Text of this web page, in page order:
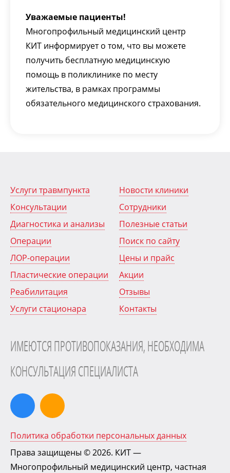
Уважаемые пациенты!
Многопрофильный медицинский центр
КИТ информирует о том, что вы можете
получить бесплатную медицинскую
помощь в поликлинике по месту
жительства, в рамках программы
обязательного медицинского страхования.
Услуги травмпункта
Консультации
Диагностика и анализы
Операции
ЛОР-операции
Пластические операции
Реабилитация
Услуги стационара
Новости клиники
Сотрудники
Полезные статьи
Поиск по сайту
Цены и прайс
Акции
Отзывы
Контакты
ИМЕЮТСЯ ПРОТИВОПОКАЗАНИЯ, НЕОБХОДИМА
КОНСУЛЬТАЦИЯ СПЕЦИАЛИСТА
Политика обработки персональных данных
Права защищены © 2026. КИТ—
Многопрофильный медицинский центр, частная